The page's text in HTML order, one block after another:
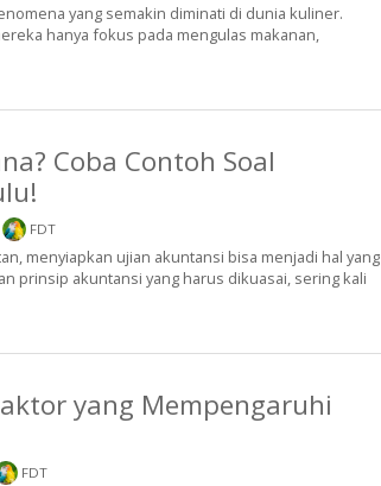
yang semakin diminati di dunia kuliner.
hanya fokus pada mengulas makanan,
Coba Contoh Soal
FDT
menyiapkan ujian akuntansi bisa menjadi hal yang
prinsip akuntansi yang harus dikuasai, sering kali
yang Mempengaruhi
FDT